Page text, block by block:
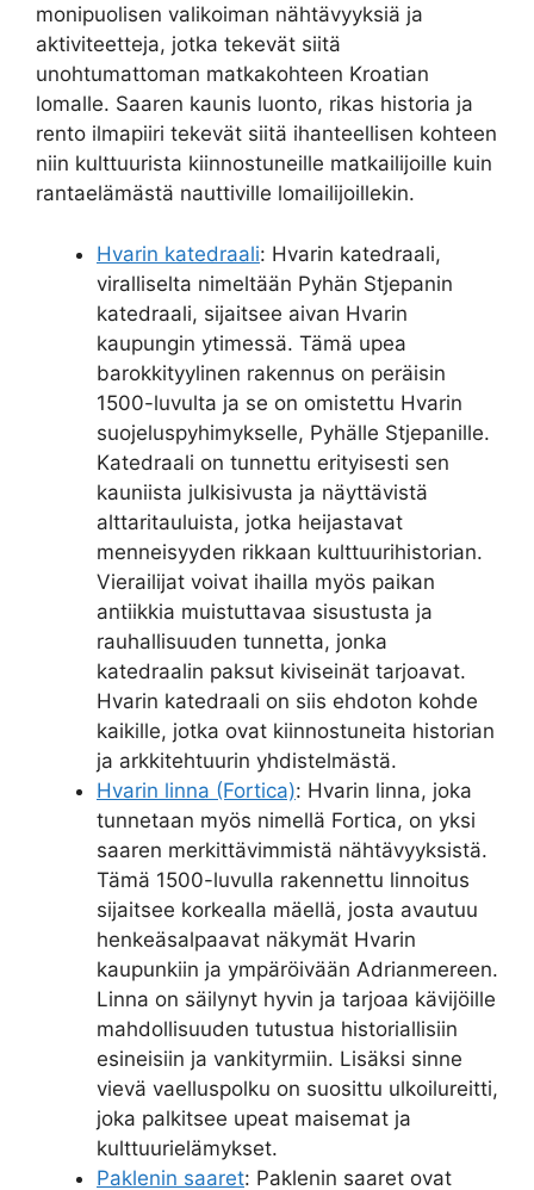
monipuolisen valikoiman nähtävyyksiä ja
aktiviteetteja, jotka tekevät siitä
unohtumattoman matkakohteen Kroatian
lomalle. Saaren kaunis luonto, rikas historia ja
rento ilmapiiri tekevät siitä ihanteellisen kohteen
niin kulttuurista kiinnostuneille matkailijoille kuin
rantaelämästä nauttiville lomailijoillekin.
Hvarin katedraali: Hvarin katedraali,
viralliselta nimeltään Pyhän Stjepanin
katedraali, sijaitsee aivan Hvarin
kaupungin ytimessä. Tämä upea
barokkityylinen rakennus on peräisin
1500-luvulta ja se on omistettu Hvarin
suojeluspyhimykselle, Pyhälle Stjepanille.
Katedraali on tunnettu erityisesti sen
kauniista julkisivusta ja näyttävistä
alttaritauluista, jotka heijastavat
menneisyyden rikkaan kulttuurihistorian.
Vierailijat voivat ihailla myös paikan
antiikkia muistuttavaa sisustusta ja
rauhallisuuden tunnetta, jonka
katedraalin paksut kiviseinät tarjoavat.
Hvarin katedraali on siis ehdoton kohde
kaikille, jotka ovat kiinnostuneita historian
ja arkkitehtuurin yhdistelmästä.
Hvarin linna (Fortica): Hvarin linna, joka
tunnetaan myös nimellä Fortica, on yksi
saaren merkittävimmistä nähtävyyksistä.
Tämä 1500-luvulla rakennettu linnoitus
sijaitsee korkealla mäellä, josta avautuu
henkeäsalpaavat näkymät Hvarin
kaupunkiin ja ympäröivään Adrianmereen.
Linna on säilynyt hyvin ja tarjoaa kävijöille
mahdollisuuden tutustua historiallisiin
esineisiin ja vankityrmiin. Lisäksi sinne
vievä vaelluspolku on suosittu ulkoilureitti,
joka palkitsee upeat maisemat ja
kulttuurielämykset.
Paklenin saaret: Paklenin saaret ovat